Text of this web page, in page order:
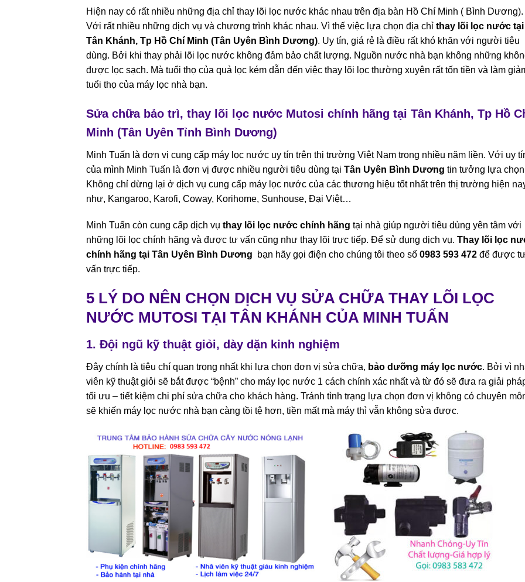
Hiện nay có rất nhiều những địa chỉ thay lõi lọc nước khác nhau trên địa bàn Hồ Chí Minh ( Bình Dương).
Với rất nhiều những dịch vụ và chương trình khác nhau. Vì thế việc lựa chọn địa chỉ thay lõi lọc nước tại
Tân Khánh, Tp Hồ Chí Minh (Tân Uyên Bình Dương). Uy tín, giá rẻ là điều rất khó khăn với người tiêu
dùng. Bởi khi thay phải lõi lọc nước không đảm bảo chất lượng. Nguồn nước nhà bạn không những
được lọc sạch. Mà tuổi thọ của quả lọc kém dẫn đến việc thay lõi lọc thường xuyên rất tốn tiền và làm
tuổi thọ của máy lọc nhà bạn.
Sửa chữa bảo trì, thay lõi lọc nước Mutosi chính hãng tại Tân Khánh, Tp Hồ
Minh (Tân Uyên Tỉnh Bình Dương)
Minh Tuấn là đơn vị cung cấp máy lọc nước uy tín trên thị trường Việt Nam trong nhiều năm liền. Với uy
của mình Minh Tuấn là đơn vị được nhiều người tiêu dùng tại Tân Uyên Bình Dương tin tưởng lựa
Không chỉ dừng lại ở dịch vụ cung cấp máy lọc nước của các thương hiệu tốt nhất trên thị trường hiện
như, Kangaroo, Karofi, Coway, Korihome, Sunhouse, Đại Việt…
Minh Tuấn còn cung cấp dịch vụ thay lõi lọc nước chính hãng tại nhà giúp người tiêu dùng yên tâm với
những lõi lọc chính hãng và được tư vấn cũng như thay lõi trực tiếp. Để sử dụng dịch vụ. Thay lõi lọc
chính hãng tại Tân Uyên Bình Dương bạn hãy gọi điện cho chúng tôi theo số 0983 593 472 để được
vấn trực tiếp.
5 LÝ DO NÊN CHỌN DỊCH VỤ SỬA CHỮA THAY LÕI LỌC
NƯỚC MUTOSI TẠI TÂN KHÁNH CỦA MINH TUẤN
1. Đội ngũ kỹ thuật giỏi, dày dặn kinh nghiệm
Đây chính là tiêu chí quan trọng nhất khi lựa chọn đơn vị sửa chữa, bảo dưỡng máy lọc nước. Bởi vì
viên kỹ thuật giỏi sẽ bắt được “bệnh” cho máy lọc nước 1 cách chính xác nhất và từ đó sẽ đưa ra giải
tối ưu – tiết kiệm chi phí sửa chữa cho khách hàng. Tránh tình trạng lựa chọn đơn vị không có chuyên
sẽ khiến máy lọc nước nhà bạn càng tồi tệ hơn, tiền mất mà máy thì vẫn không sửa được.